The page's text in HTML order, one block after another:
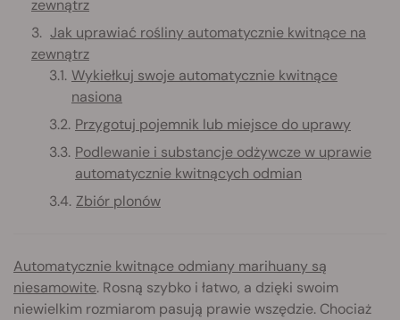
zewnątrz
Jak uprawiać rośliny automatycznie kwitnące na
zewnątrz
Wykiełkuj swoje automatycznie kwitnące
nasiona
Przygotuj pojemnik lub miejsce do uprawy
Podlewanie i substancje odżywcze w uprawie
automatycznie kwitnących odmian
Zbiór plonów
Automatycznie kwitnące odmiany marihuany są
niesamowite. Rosną szybko i łatwo, a dzięki swoim
niewielkim rozmiarom pasują prawie wszędzie. Chociaż